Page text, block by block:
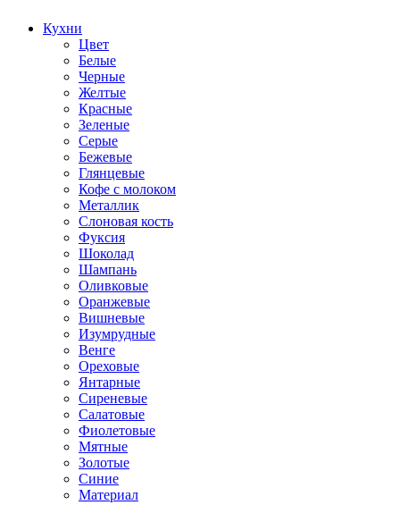
Кухни
Цвет
Белые
Черные
Желтые
Красные
Зеленые
Серые
Бежевые
Глянцевые
Кофе с молоком
Металлик
Слоновая кость
Фуксия
Шоколад
Шампань
Оливковые
Оранжевые
Вишневые
Изумрудные
Венге
Ореховые
Янтарные
Сиреневые
Салатовые
Фиолетовые
Мятные
Золотые
Синие
Материал